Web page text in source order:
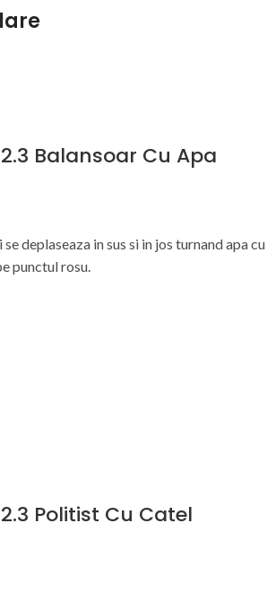
Balansoar Cu Apa
deplaseaza in sus si in jos turnand apa cu
punctul rosu.
Politist Cu Catel